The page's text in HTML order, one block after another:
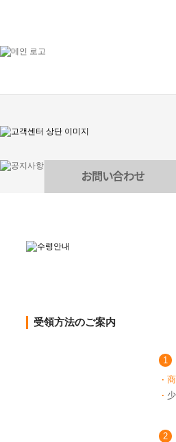
受領方法のご案内
1
·
·
2